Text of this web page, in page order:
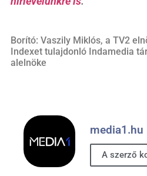
Borító: Vaszily Miklós, a TV2
Indexet tulajdonló Indamedia
alelnöke
media1.hu
A szerző